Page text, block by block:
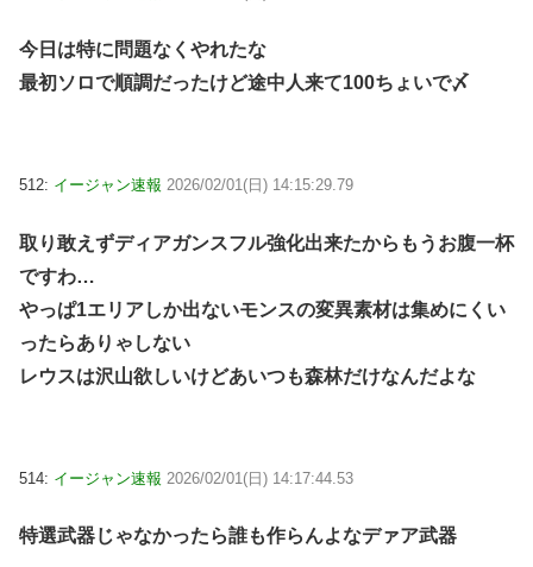
今日は特に問題なくやれたな
最初ソロで順調だったけど途中人来て100ちょいで〆
512: イージャン速報 2026/02/01(日) 14:15:29.79
取り敢えずディアガンスフル強化出来たからもうお腹一杯
ですわ…
やっぱ1エリアしか出ないモンスの変異素材は集めにくい
ったらありゃしない
レウスは沢山欲しいけどあいつも森林だけなんだよな
514: イージャン速報 2026/02/01(日) 14:17:44.53
特選武器じゃなかったら誰も作らんよなデァア武器